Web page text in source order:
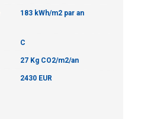
183 kWh/m2 par an
C
27 Kg CO2/m2/an
2430 EUR